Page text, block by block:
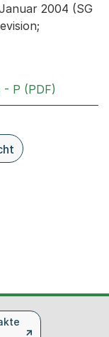
2004 (SG
- P (PDF)